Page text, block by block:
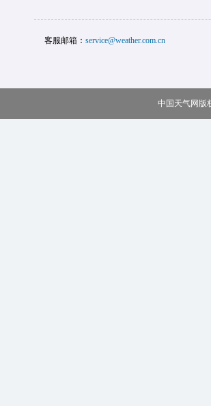
客服邮箱： service@weather.com.cn
中国天气网